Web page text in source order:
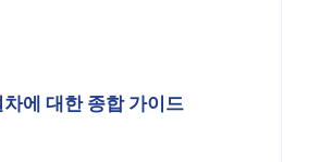
에 대한 종합 가이드